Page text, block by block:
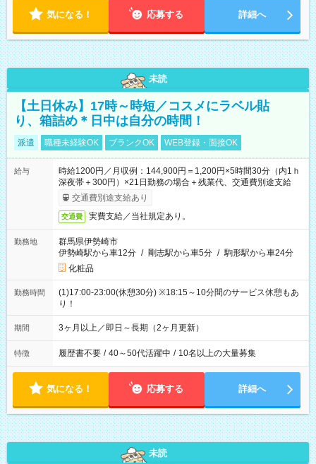
気になる！ 応募する 詳細へ
未読
【土日休み】17時～時短／コスメにラベル貼
り、箱詰め＊日中は自分の時間！
派遣 職種未経験OK ブランクOK WEB登録・面接OK
給与
時給1200円／月収例：144,900円＝1,200円×5時間30分（内1ｈ
深夜帯＋300円）×21日勤務の場合＋残業代、交通費別途支給
交通費別途支給あり
交通費 実費支給／当社規定あり。
勤務地
群馬県伊勢崎市
伊勢崎駅から車12分 / 剛志駅から車5分 / 駒形駅から車24分
化粧品
勤務時間
(1)17:00-23:00(休憩30分) ※18:15～10分間のサービス休憩もあ
り！
期間 3ヶ月以上／即日～長期（2ヶ月更新）
特徴 履歴書不要 / 40～50代活躍中 / 10名以上の大量募集
気になる！ 応募する 詳細へ
未読